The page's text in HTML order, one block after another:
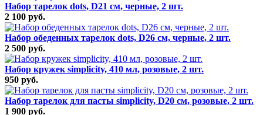
Набор тарелок dots, D21 см, черные, 2 шт.
2 100 руб.
Набор обеденных тарелок dots, D26 см, черные, 2 шт.
2 500 руб.
Набор кружек simplicity, 410 мл, розовые, 2 шт.
950 руб.
Набор тарелок для пасты simplicity, D20 см, розовые, 2 шт.
1 900 руб.